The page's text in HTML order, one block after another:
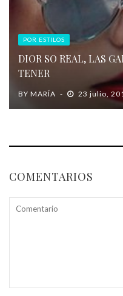
POR ESTILOS
DIOR SO REAL, LAS
TENER
BY MARÍA 23 julio,
COMENTARIOS